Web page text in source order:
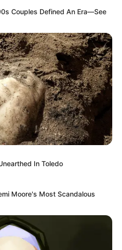
van ott hátul, nem tudjuk.